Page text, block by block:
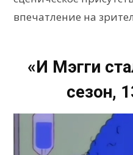
впечатление на
«И Мэгги
сезон,